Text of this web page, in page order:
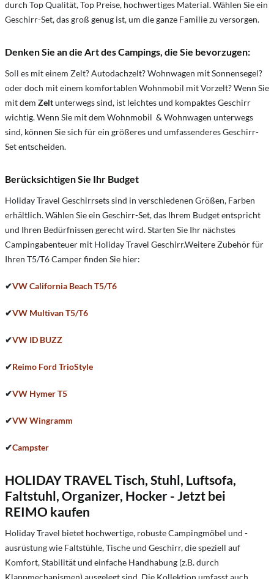
durch Top Qualität, Top Preise, hochwertiges Material. Wählen Sie ein
Geschirr-Set, das groß genug ist, um die ganze Familie zu versorgen.
Denken Sie an die Art des Campings, die Sie bevorzugen:
Soll es mit einem Zelt? Autodachzelt? Wohnwagen mit Sonnensegel?
oder doch mit einem komfortablen Wohnmobil mit Vorzelt? Wenn Sie
mit dem Zeltunterwegs sind, ist leichtes und kompaktes Geschirr
wichtig. Wenn Sie mit dem Wohnmobil & Wohnwagen unterwegs
sind, können Sie sich für ein größeres und umfassenderes Geschirr-
Set entscheiden.
Berücksichtigen Sie Ihr Budget
Holiday Travel Geschirrsets sind in verschiedenen Größen, Farben
erhältlich. Wählen Sie ein Geschirr-Set, das Ihrem Budget entspricht
und Ihren Bedürfnissen gerecht wird. Starten Sie Ihr nächstes
Campingabenteuer mit Holiday Travel Geschirr.Weitere Zubehör für
Ihren T5/T6 Camper finden Sie hier:
✔VW California Beach T5/T6
✔VW Multivan T5/T6
✔VW ID BUZZ
✔Reimo Ford TrioStyle
✔VW Hymer T5
✔VW Wingramm
✔Campster
HOLIDAY TRAVEL Tisch, Stuhl, Luftsofa,
Faltstuhl, Organizer, Hocker - Jetzt bei
REIMO kaufen
Holiday Travel bietet hochwertige, robuste Campingmöbel und -
ausrüstung wie Faltstühle, Tische und Geschirr, die speziell auf
Komfort, Stabilität und einfache Handhabung (z.B. durch
Klappmechanismen) ausgelegt sind. Die Kollektion umfasst auch